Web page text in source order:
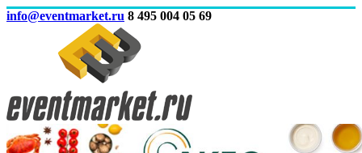
info@eventmarket.ru 8 495 004 05 69